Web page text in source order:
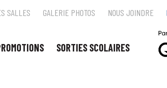
SALLES GALERIE PHOTOS NOUS JOINDRE
SORTIES SCOLAIRES